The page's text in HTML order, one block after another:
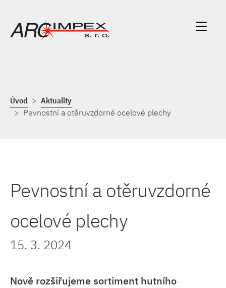
Úvod
Aktuality
Pevnostní a otěruvzdorné ocelové plechy
Pevnostní a otěruvzdorné
ocelové plechy
15. 3. 2024
Nově rozšiřujeme sortiment hutního